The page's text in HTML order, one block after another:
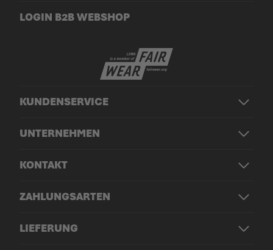
KUNDENSERVICE
UNTERNEHMEN
KONTAKT
ZAHLUNGSARTEN
LIEFERUNG
LOGIN B2B WEBSHOP